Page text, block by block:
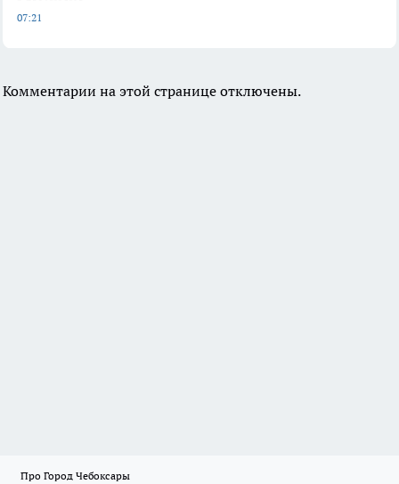
07:21
Комментарии на этой странице отключены.
Про Город Чебоксары